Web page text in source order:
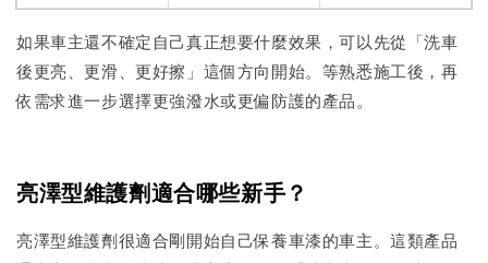
如果車主還不確定自己真正想要什麼效果，可以先從「洗車
後更亮、更滑、更好擦」這個方向開始。等熟悉施工後，再
依需求進一步選擇更強潑水或更偏防護的產品。
亮澤型維護劑適合哪些新手？
亮澤型維護劑很適合剛開始自己保養車漆的車主。這類產品